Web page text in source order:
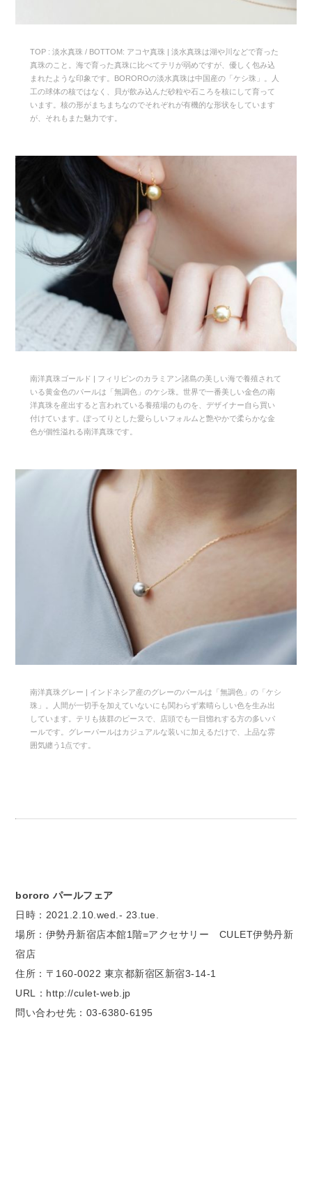
TOP : 淡水真珠 / BOTTOM: アコヤ真珠 | 淡水真珠は湖や川などで育った
真珠のこと。海で育った真珠に比べてテリが弱めですが、優しく包み込
まれたような印象です。BOROROの淡水真珠は中国産の「ケシ珠」。人
工の球体の核ではなく、貝が飲み込んだ砂粒や石ころを核にして育って
います。核の形がまちまちなのでそれぞれが有機的な形状をしています
が、それもまた魅力です。
南洋真珠ゴールド | フィリピンのカラミアン諸島の美しい海で養殖されて
いる黄金色のパールは「無調色」のケシ珠。世界で一番美しい金色の南
洋真珠を産出すると言われている養殖場のものを、デザイナー自ら買い
付けています。ぽってりとした愛らしいフォルムと艶やかで柔らかな金
色が個性溢れる南洋真珠です。
南洋真珠グレー | インドネシア産のグレーのパールは「無調色」の「ケシ
珠」。人間が一切手を加えていないにも関わらず素晴らしい色を生み出
しています。テリも抜群のピースで、店頭でも一目惚れする方の多いパ
ールです。グレーパールはカジュアルな装いに加えるだけで、上品な雰
囲気纏う1点です。
bororo パールフェア
日時：2021.2.10.wed.- 23.tue.
場所：伊勢丹新宿店本館1階=アクセサリー CULET伊勢丹新
宿店
住所：〒160-0022 東京都新宿区新宿3-14-1
URL：http://culet-web.jp
問い合わせ先：03-6380-6195